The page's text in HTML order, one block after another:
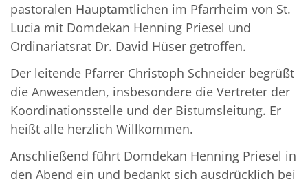
pastoralen Hauptamtlichen im Pfarrheim von St.
Lucia mit Domdekan Henning Priesel und
Ordinariatsrat Dr. David Hüser getroffen.
Der leitende Pfarrer Christoph Schneider begrüßt
die Anwesenden, insbesondere die Vertreter der
Koordinationsstelle und der Bistumsleitung. Er
heißt alle herzlich Willkommen.
Anschließend führt Domdekan Henning Priesel in
den Abend ein und bedankt sich ausdrücklich bei